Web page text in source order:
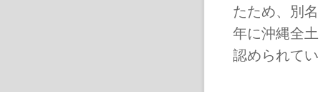
たため、別
年に沖縄全
認められて